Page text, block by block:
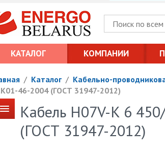
КАТАЛОГ КОМПАНИИ
/ Каталог / Кабельно-
46-2004 (ГОСТ 31947-2012)
Кабель H07V-K 6
(ГОСТ 31947-2012)